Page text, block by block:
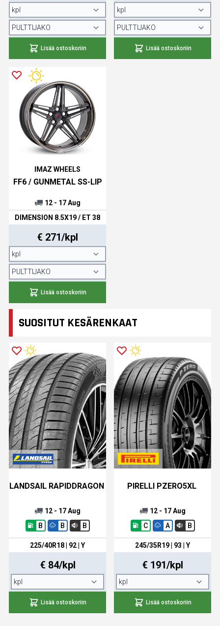
Lisää ostoskoriin Lisää ostoskoriin
IMAZ WHEELS
FF6 / GUNMETAL SS-LIP
12 - 17 Aug
DIMENSION 8.5X19 / ET 38
€ 271/kpl
Lisää ostoskoriin
SUOSITUT KESÄRENKAAT
LANDSAIL RAPIDDRAGON
12 - 17 Aug
B
B B
225/40R18 | 92 | Y
€ 84/kpl
Lisää ostoskoriin
PIRELLI PZERO5XL
12 - 17 Aug
C
A B
245/35R19 | 93 | Y
€ 191/kpl
Lisää ostoskoriin